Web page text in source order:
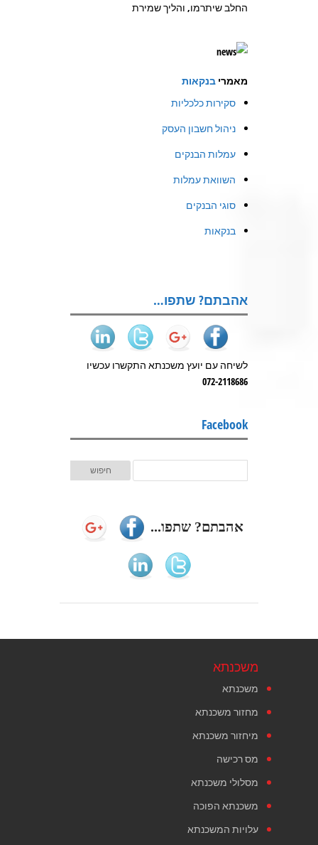
החלב שיתרמו, והליך שמירת
מאמרי בנקאות
סקירות כלכליות
ניהול חשבון העסק
עמלות הבנקים
השוואת עמלות
סוגי הבנקים
בנקאות
אהבתם? שתפו…
לשיחה עם יועץ משכנתא התקשרו עכשיו
072-2118686
Facebook
אהבתם? שתפו...
משכנתא
משכנתא
מחזור משכנתא
מיחזור משכנתא
מס רכישה
מסלולי משכנתא
משכנתא הפוכה
עלויות המשכנתא